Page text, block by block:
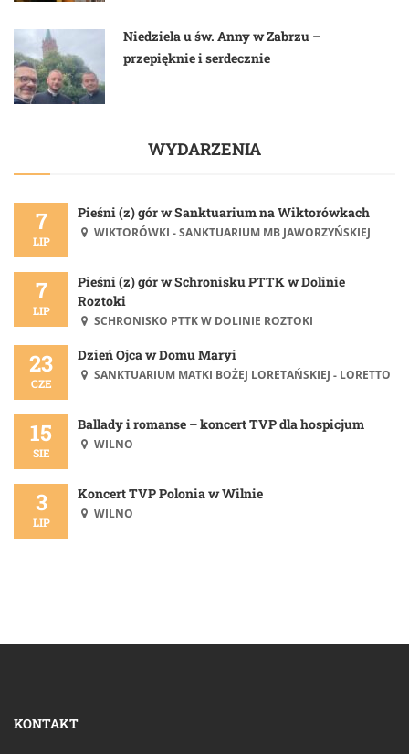
Niedziela u św. Anny w Zabrzu –
przepięknie i serdecznie
WYDARZENIA
7
LIP
Pieśni (z) gór w Sanktuarium na Wiktorówkach
WIKTORÓWKI - SANKTUARIUM MB JAWORZYŃSKIEJ
7
LIP
Pieśni (z) gór w Schronisku PTTK w Dolinie
Roztoki
SCHRONISKO PTTK W DOLINIE ROZTOKI
23
CZE
Dzień Ojca w Domu Maryi
SANKTUARIUM MATKI BOŻEJ LORETAŃSKIEJ - LORETTO
15
SIE
Ballady i romanse – koncert TVP dla hospicjum
WILNO
3
LIP
Koncert TVP Polonia w Wilnie
WILNO
KONTAKT